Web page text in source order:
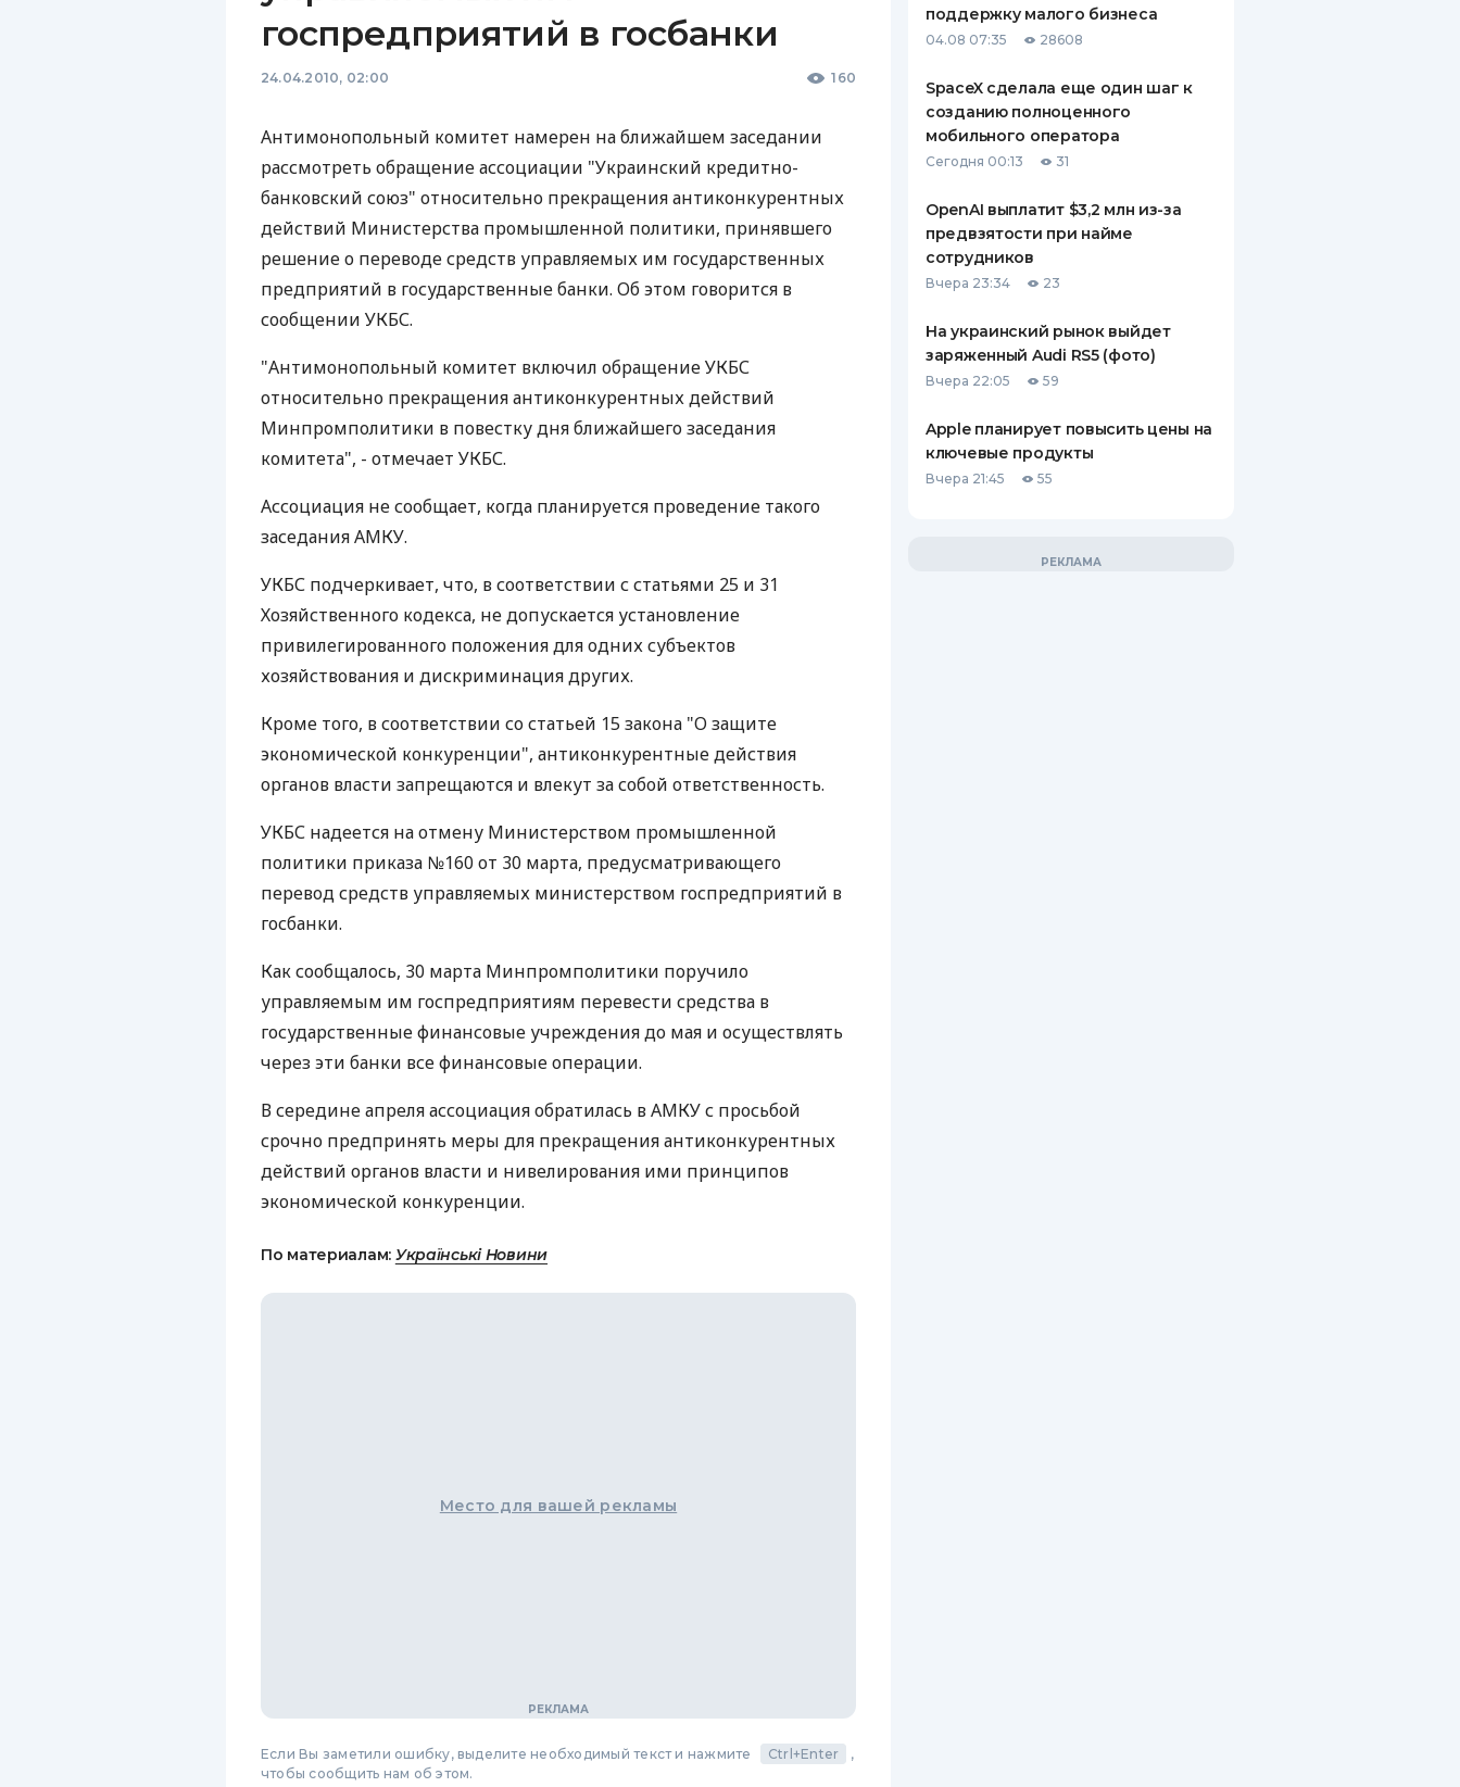
ЕЖЕМЕСЯЧНЫЙ ОБЗОР
ПУТЕВОДИТЕЛИ ПО
ВСЕ СТРАХОВЫЕ ПОЛИСЫ
СТРАХОВЫЕ КОМПАНИИ
КОМПАНИЯХ
КОНТАКТЫ
госпредприятий в госбанки
24.04.2010, 02:00 160
Антимонопольный комитет намерен на ближайшем заседании
рассмотреть обращение ассоциации "Украинский кредитно-
банковский союз" относительно прекращения антиконкурентных
действий Министерства промышленной политики, принявшего
решение о переводе средств управляемых им государственных
предприятий в государственные банки. Об этом говорится в
сообщении УКБС.
"Антимонопольный комитет включил обращение УКБС
относительно прекращения антиконкурентных действий
Минпромполитики в повестку дня ближайшего заседания
комитета", - отмечает УКБС.
Ассоциация не сообщает, когда планируется проведение такого
заседания АМКУ.
УКБС подчеркивает, что, в соответствии с статьями 25 и 31
Хозяйственного кодекса, не допускается установление
привилегированного положения для одних субъектов
хозяйствования и дискриминация других.
Кроме того, в соответствии со статьей 15 закона "О защите
экономической конкуренции", антиконкурентные действия
органов власти запрещаются и влекут за собой ответственность.
УКБС надеется на отмену Министерством промышленной
политики приказа №160 от 30 марта, предусматривающего
перевод средств управляемых министерством госпредприятий в
госбанки.
Как сообщалось, 30 марта Минпромполитики поручило
управляемым им госпредприятиям перевести средства в
государственные финансовые учреждения до мая и осуществлять
через эти банки все финансовые операции.
В середине апреля ассоциация обратилась в АМКУ с просьбой
срочно предпринять меры для прекращения антиконкурентных
действий органов власти и нивелирования ими принципов
экономической конкуренции.
По материалам: Українські Новини
Место для вашей рекламы
Если Вы заметили ошибку, выделите необходимый текст и нажмите Ctrl+Enter
,
чтобы сообщить нам об этом.
поддержку малого бизнеса
04.08 07:35 28608
SpaceX сделала еще один шаг к
созданию полноценного
мобильного оператора
Сегодня 00:13 31
OpenAI выплатит $3,2 млн из-за
предвзятости при найме
сотрудников
Вчера 23:34 23
На украинский рынок выйдет
заряженный Audi RS5 (фото)
Вчера 22:05 59
Apple планирует повысить цены на
ключевые продукты
Вчера 21:45 55